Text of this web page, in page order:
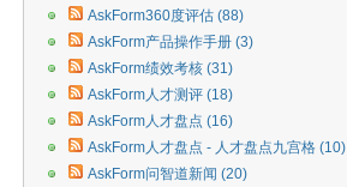
AskForm360度评估 (88)
AskForm产品操作手册 (3)
AskForm绩效考核 (31)
AskForm人才测评 (18)
AskForm人才盘点 (16)
AskForm人才盘点 - 人才盘点九宫格 (10)
AskForm问智道新闻 (20)